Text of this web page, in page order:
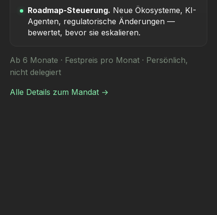
Roadmap-Steuerung. Neue Ökosysteme, KI-
Agenten, regulatorische Änderungen —
bewertet, bevor sie eskalieren.
Ab 6 Monate · Festpreis pro Monat · Persönlich,
nicht delegiert
Alle Details zum Mandat →